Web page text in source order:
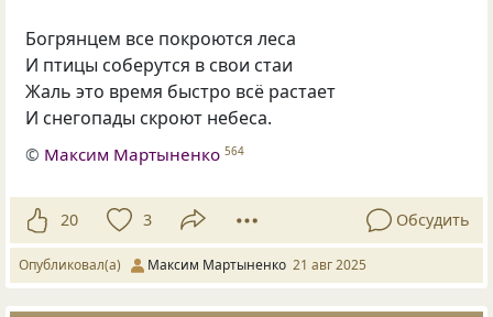
Богрянцем все покроются леса
И птицы соберутся в свои стаи
Жаль это время быстро всё растает
И снегопады скроют небеса.
© Максим Мартыненко 564
20 3 Обсудить
Опубликовал(а) Максим Мартыненко 21 авг 2025